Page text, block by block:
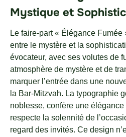
Mystique et
Le faire-part « Élégance Fumée
entre le mystère et la
évocateur, avec ses volutes de
atmosphère de mystère et de
marquer l’entrée dans une
la Bar-Mitzvah. La typographie
noblesse, confère une
respecte la solennité de
regard des invités. Ce design